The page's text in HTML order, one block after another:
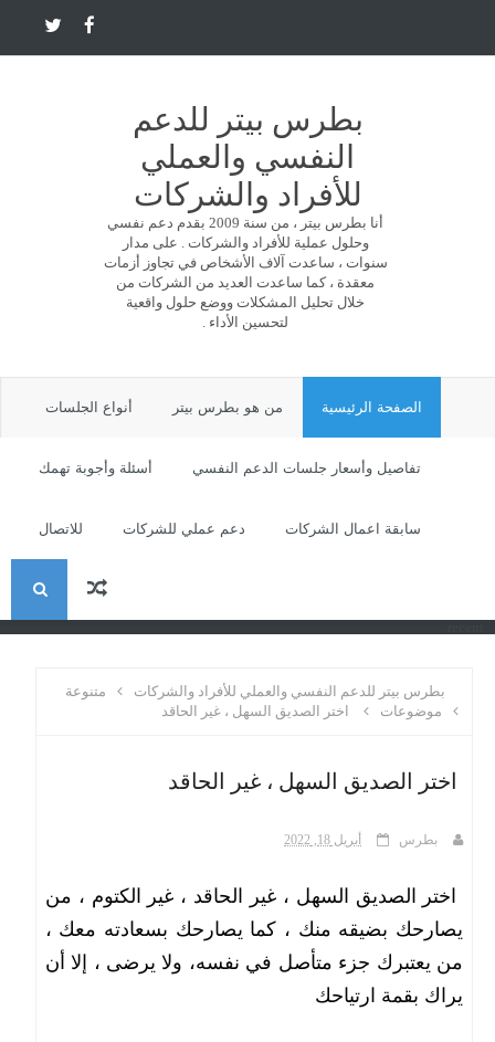
بطرس بيتر للدعم
النفسي والعملي
للأفراد والشركات
أنا بطرس بيتر ، من سنة 2009 بقدم دعم نفسي
وحلول عملية للأفراد والشركات . على مدار
سنوات ، ساعدت آلاف الأشخاص في تجاوز أزمات
معقدة ، كما ساعدت العديد من الشركات من
خلال تحليل المشكلات ووضع حلول واقعية
لتحسين الأداء .
الصفحة الرئيسية من هو بطرس بيتر أنواع الجلسات
تفاصيل وأسعار جلسات الدعم النفسي أسئلة وأجوبة تهمك
سابقة اعمال الشركات دعم عملي للشركات للاتصال
ا
بطرس بيتر للدعم النفسي والعملي للأفراد والشركات
متنوعة
موضوعات
اختر الصديق السهل ، غير الحاقد
اختر الصديق السهل ، غير الحاقد
بطرس أبريل 18, 2022
اختر الصديق السهل ، غير الحاقد ، غير الكتوم ، من
يصارحك بضيقه منك ، كما يصارحك بسعادته معك ،
من يعتبرك جزء متأصل في نفسه، ولا يرضى ، إلا أن
يراك بقمة ارتياحك